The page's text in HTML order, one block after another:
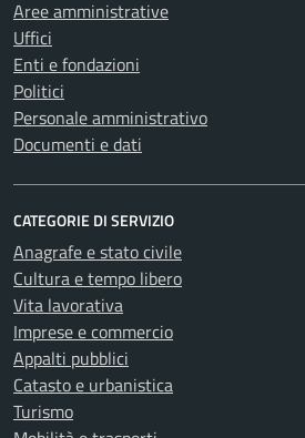
Aree amministrative
Uffici
Enti e fondazioni
Politici
Personale amministrativo
Documenti e dati
CATEGORIE DI SERVIZIO
Anagrafe e stato civile
Cultura e tempo libero
Vita lavorativa
Imprese e commercio
Appalti pubblici
Catasto e urbanistica
Turismo